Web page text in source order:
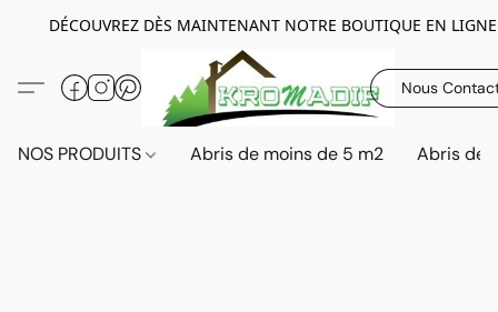
DÉCOUVREZ DÈS MAINTENANT NOTRE BOUTIQUE EN LIGNE
Nous
NOS PRODUITS Abris de moins de 5 m2 Abris de